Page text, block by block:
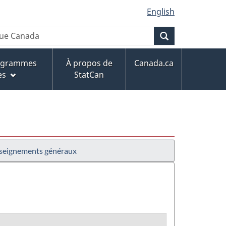
English
À propos de
StatCan
Canada.ca
généraux